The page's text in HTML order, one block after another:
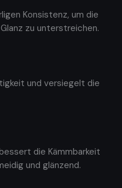
Konsistenz, um die
zu unterstreichen.
und versiegelt die
die Kämmbarkeit
und glänzend.